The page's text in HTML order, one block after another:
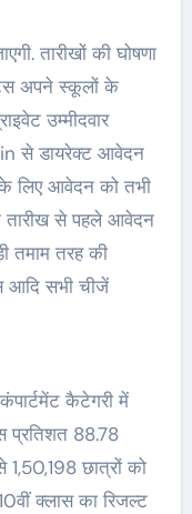
तारीखों की घोषणा
अपने स्कूलों के
उम्मीदवार
से डायरेक्ट आवेदन
के लिए आवेदन को तभी
तारीख से पहले आवेदन
तमाम तरह की
आदि सभी चीजें
कैटेगरी में
प्रतिशत 88.78
1,50,198 छात्रों को
क्लास का रिजल्ट